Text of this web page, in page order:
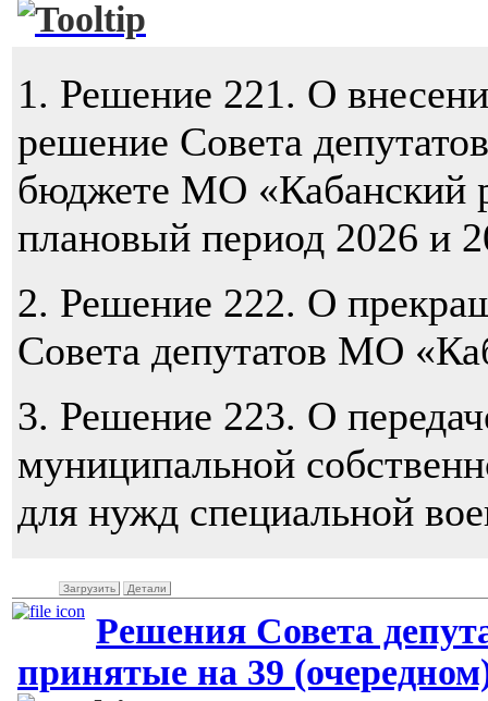
1. Решение 221. О
решение Совета
бюджете МО «Кабанский
плановый период 2026 и
2. Решение 222. О
Совета депутатов МО
3. Решение 223. О
муниципальной
для нужд специальной
Загрузить Детали
Решения Совета
принятые на 39